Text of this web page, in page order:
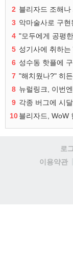
2 블리자드 조해
3 악마술사로 구
4 "모두에게 공평
5 성기사에 취하
6
7
8 뉴럴링크, 이번
9 각종 버그에 시
10블리자드, WoW
로
이용약관